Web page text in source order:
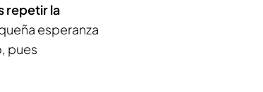
repetir la
esperanza
pues